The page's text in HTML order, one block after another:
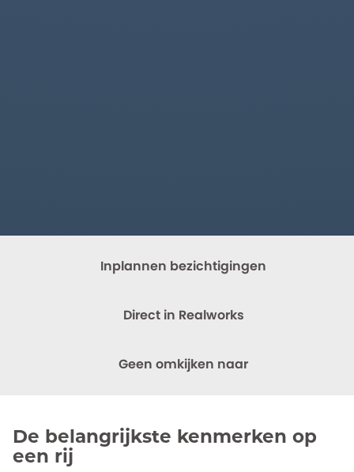
Inplannen bezichtigingen
Direct in Realworks
Geen omkijken naar
De belangrijkste kenmerken op
een rij